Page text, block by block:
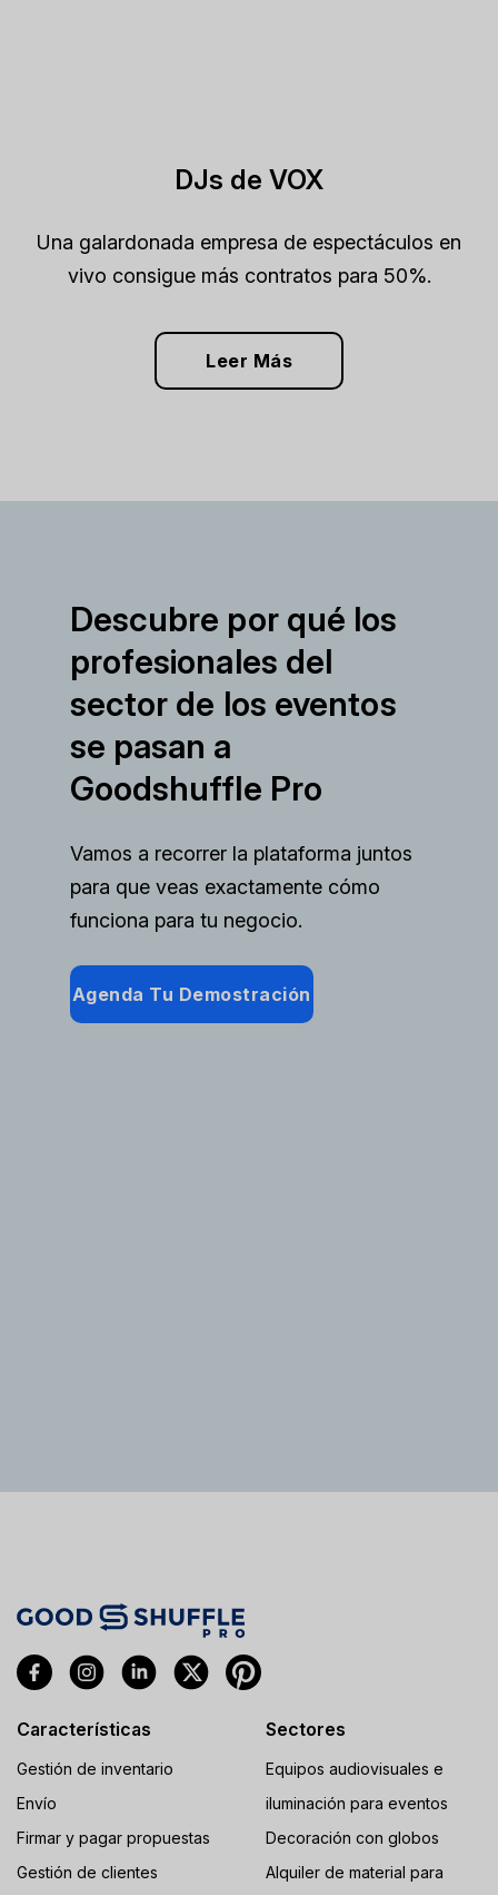
DJs de VOX
Una galardonada empresa de espectáculos en
vivo consigue más contratos para 50%.
Leer Más
Descubre por qué los
profesionales del
sector de los eventos
se pasan a
Goodshuffle Pro
Vamos a recorrer la plataforma juntos
para que veas exactamente cómo
funciona para tu negocio.
Agenda Tu Demostración
Características
Gestión de inventario
Envío
Firmar y pagar propuestas
Gestión de clientes
Sectores
Equipos audiovisuales e
iluminación para eventos
Decoración con globos
Alquiler de material para